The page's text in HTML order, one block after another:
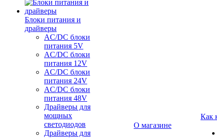
Блоки питания и
драйверы
AC/DC блоки
питания 5V
AC/DC блоки
питания 12V
AC/DC блоки
питания 24V
AC/DC блоки
питания 48V
Драйверы для
мощных
светодиодов
Драйверы для
О магазине
Как